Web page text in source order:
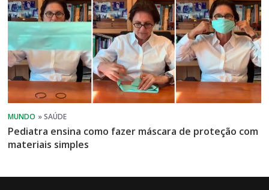
Pediatra ensina como fazer máscara de proteção com
materiais simples